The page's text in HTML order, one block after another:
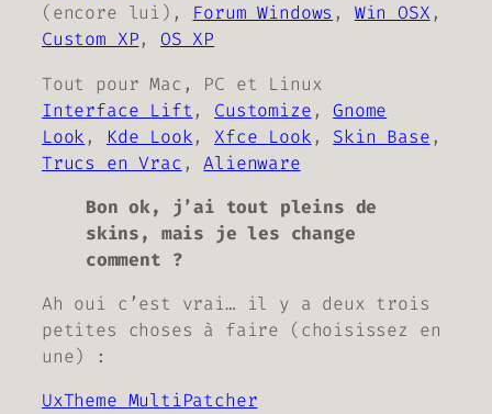
(encore lui), Forum Windows , Win OSX,
Custom XP,OS XP
Tout pour Mac, PC et Linux
Interface Lift, Customize,Gnome
Look, Kde Look,Xfce Look, Skin Base,
Trucs en Vrac ,Alienware
Bon ok, j’ai tout pleins de
skins, mais je les change
comment ?
Ah oui c’est vrai… il y a deux trois
petites choses à faire (choisissez en
une) :
UxTheme MultiPatcher